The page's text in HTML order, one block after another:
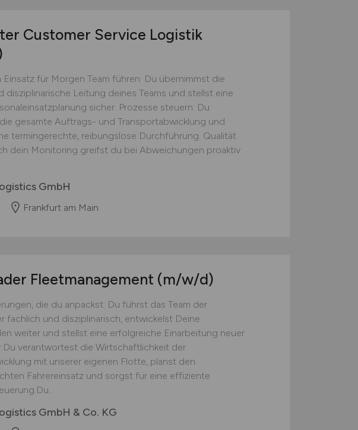
Customer Service Logistik
für Morgen Team führen: Du übernimmst die
disziplinarische Leitung deines Teams und stellst eine
sicher. Prozesse steuern: Du
gesamte Auftrags- und Transportabwicklung und
termingerechte, reibungslose Durchführung. Qualität
dein Monitoring greifst du bei Abweichungen proaktiv
GmbH
Frankfurt am Main
Fleetmanagement (m/w/d)
die du anpackst: Du führst das Team der
fachlich und disziplinarisch, entwickelst Deine
weiter und stellst eine erfolgreiche Einarbeitung neuer
verantwortest die Wirtschaftlichkeit der
mit unserer eigenen Flotte, planst den
Fahrereinsatz und sorgst für eine effiziente
GmbH & Co. KG